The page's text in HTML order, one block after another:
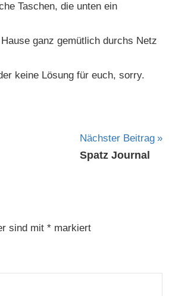
Taschen, die unten ein
ganz gemütlich durchs Netz
keine Lösung für euch, sorry.
Nächster Beitrag
Spatz Journal
sind mit *markiert